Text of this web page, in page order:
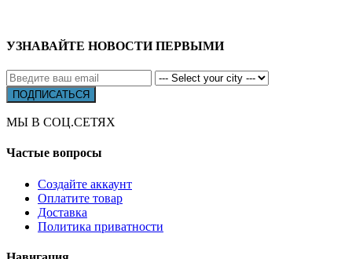
УЗНАВАЙТЕ НОВОСТИ ПЕРВЫМИ
МЫ В СОЦ.СЕТЯХ
Частые вопросы
Создайте аккаунт
Оплатите товар
Доставка
Политика приватности